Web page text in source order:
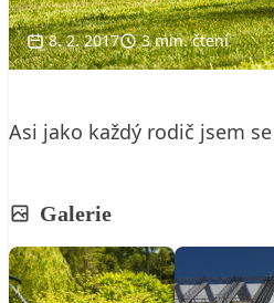
8. 2. 2017 3 min. čtení
Asi jako každý rodič jsem
Galerie